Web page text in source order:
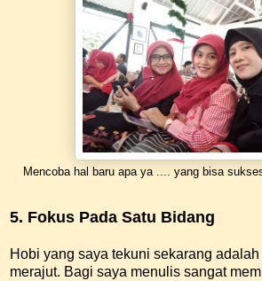
Mencoba hal baru apa ya .... yang bisa
5. Fokus Pada Satu Bidang
Hobi yang saya tekuni sekarang
merajut. Bagi saya menulis sangat